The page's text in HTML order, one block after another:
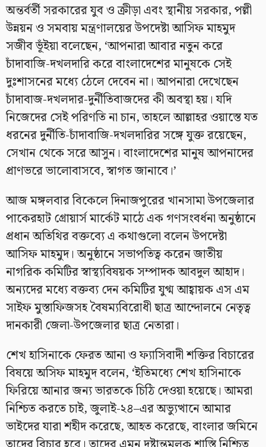
অন্তর্বর্তী সরকারের যুব ও ক্রীড়া এবং স্থানীয় সরকার, পল্লী
উন্নয়ন ও সমবায় মন্ত্রণালয়ের উপদেষ্টা আসিফ মাহমুদ
সজীব ভূঁইয়া বলেছেন, ‘আপনারা আবার নতুন করে
চাঁদাবাজি-দখলদারি করে বাংলাদেশের মানুষকে সেই
দুঃশাসনের মধ্যে ঠেলে দেবেন না। আপনারা দেখেছেন
চাঁদাবাজ-দখলদার-দুর্নীতিবাজদের কী অবস্থা হয়। যদি
নিজেদের সেই পরিণতি না চান, তাহলে আল্লাহর ওয়াস্তে যত
ধরনের দুর্নীতি-চাঁদাবাজি-দখলদারির সঙ্গে যুক্ত রয়েছেন,
সেখান থেকে সরে আসুন। বাংলাদেশের মানুষ আপনাদের
প্রাণভরে ভালোবাসবে, স্বাগত জানাবে।’
আজ মঙ্গলবার বিকেলে দিনাজপুরের খানসামা উপজেলার
পাকেরহাট গ্রোয়ার্স মার্কেট মাঠে এক গণসংবর্ধনা অনুষ্ঠানে
প্রধান অতিথির বক্তব্যে এ কথাগুলো বলেন উপদেষ্টা
আসিফ মাহমুদ। অনুষ্ঠানে সভাপতিত্ব করেন জাতীয়
নাগরিক কমিটির স্বাস্থ্যবিষয়ক সম্পাদক আবদুল আহাদ।
অন্যদের মধ্যে বক্তব্য দেন কমিটির যুগ্ম আহ্বায়ক এস এম
সাইফ মুস্তাফিজসহ বৈষম্যবিরোধী ছাত্র আন্দোলনে নেতৃত্ব
দানকারী জেলা-উপজেলার ছাত্র নেতারা।
শেখ হাসিনাকে ফেরত আনা ও ফ্যাসিবাদী শক্তির বিচারের
বিষয়ে অসিফ মাহমুদ বলেন, ‘ইতিমধ্যে শেখ হাসিনাকে
ফিরিয়ে আনার জন্য ভারতকে চিঠি দেওয়া হয়েছে। আমরা
নিশ্চিত করতে চাই, জুলাই-২৪–এর অভ্যুত্থানে আমার
ভাইদের যারা শহীদ করেছে, আহত করেছে, বাংলার জমিনে